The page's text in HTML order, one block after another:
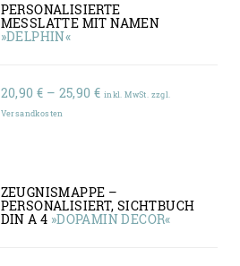
PERSONALISIERTE
MESSLATTE MIT NAMEN
»DELPHIN«
20,90 € – 25,90 € inkl. MwSt. zzgl.
Versandkosten
ZEUGNISMAPPE –
PERSONALISIERT, SICHTBUCH
DIN A 4 »DOPAMIN DECOR«